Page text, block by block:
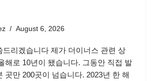
August 6, 2026
드리겠습니다 제가 더이너스 관련 상
해로 10년이 됐습니다. 그동안 직접 발
곳만 200곳이 넘습니다. 2023년 한 해